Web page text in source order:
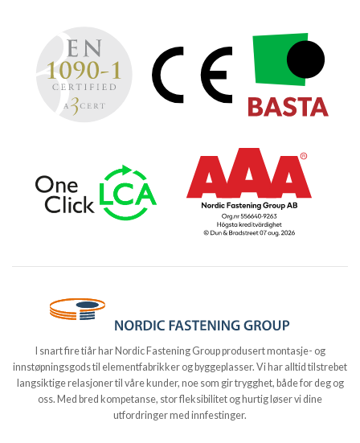
I snart fire tiår har Nordic Fastening Group produsert montasje- og
innstøpningsgods til elementfabrikker og byggeplasser. Vi har alltid tilstrebet
langsiktige relasjoner til våre kunder, noe som gir trygghet, både for deg og
oss. Med bred kompetanse, stor fleksibilitet og hurtig løser vi dine
utfordringer med innfestinger.